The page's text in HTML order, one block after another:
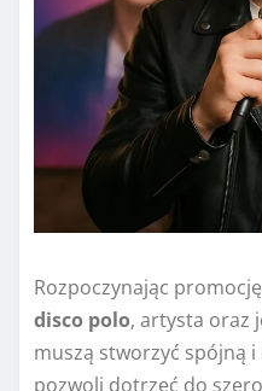
Rozpoczynając
disco polo, artysta oraz
muszą stworzyć spójną i
pozwoli dotrzeć do